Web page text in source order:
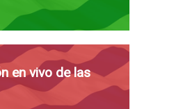
en vivo de las